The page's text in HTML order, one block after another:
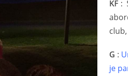
KF :
G :
je